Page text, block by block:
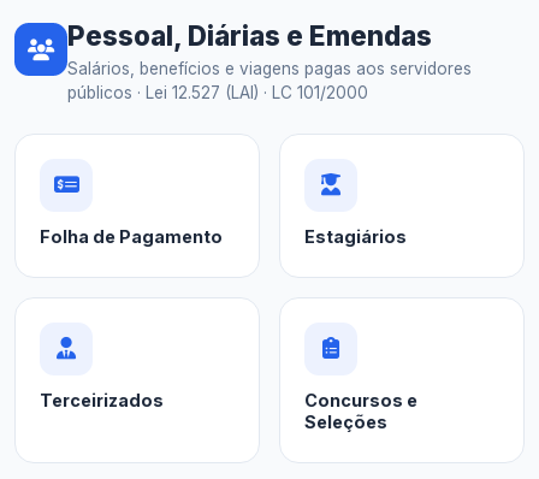
Pessoal, Diárias e Emendas
Salários, benefícios e viagens pagas aos servidores
públicos · Lei 12.527 (LAI) · LC 101/2000
Folha de Pagamento Estagiários
Terceirizados
Concursos e
Seleções